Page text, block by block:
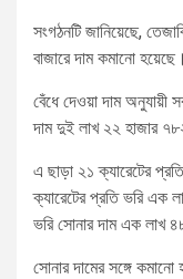
সংগঠনটি জানিয়েছে,
বাজারে দাম কমানো হয়েছে।
বেঁধে দেওয়া দাম অনুযায়ী
দাম দুই লাখ ২২ হাজার ৭৮২
এ ছাড়া ২১ ক্যারেটের
ক্যারেটের প্রতি ভরি এক
ভরি সোনার দাম এক লাখ
সোনার দামের সঙ্গে